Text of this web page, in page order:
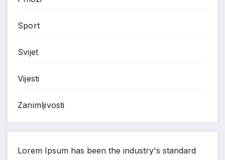
Sport
Svijet
Vijesti
Zanimljivosti
Lorem Ipsum has been the industry's standard